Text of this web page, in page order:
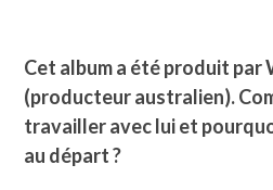
Cet album a été produit par
(producteur australien).
travailler avec lui et
au départ ?